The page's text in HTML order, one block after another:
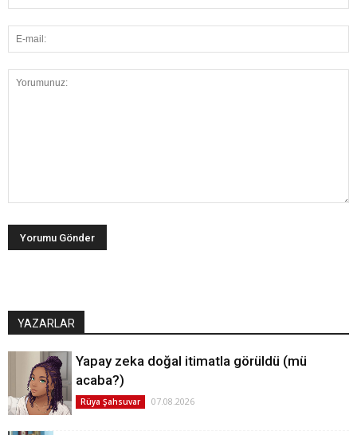
YAZARLAR
Yapay zeka doğal itimatla görüldü (mü
acaba?)
Rüya Şahsuvar 07.08.2026